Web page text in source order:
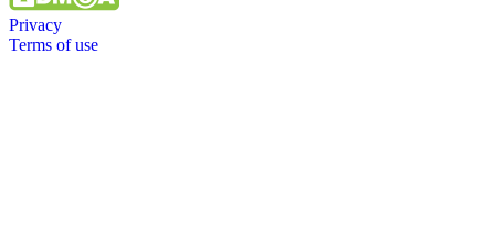
Privacy
Terms of use